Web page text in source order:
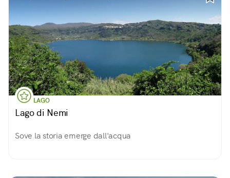
LAGO
Lago di Nemi
Sove la storia emerge dall'acqua